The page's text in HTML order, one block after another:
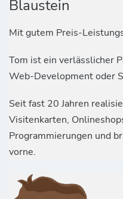
Blaustein
Mit gutem Preis-
Tom ist ein verlässlicher
Web-Development oder
Seit fast 20 Jahren
Visitenkarten,
Programmierungen und
vorne.